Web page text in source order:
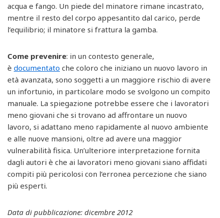
acqua e fango. Un piede del minatore rimane incastrato,
mentre il resto del corpo appesantito dal carico, perde
l’equilibrio; il minatore si frattura la gamba.
Come prevenire: in un contesto generale,
è documentato che coloro che iniziano un nuovo lavoro in
età avanzata, sono soggetti a un maggiore rischio di avere
un infortunio, in particolare modo se svolgono un compito
manuale. La spiegazione potrebbe essere che i lavoratori
meno giovani che si trovano ad affrontare un nuovo
lavoro, si adattano meno rapidamente al nuovo ambiente
e alle nuove mansioni, oltre ad avere una maggior
vulnerabilità fisica. Un’ulteriore interpretazione fornita
dagli autori è che ai lavoratori meno giovani siano affidati
compiti più pericolosi con l’erronea percezione che siano
più esperti.
Data di pubblicazione: dicembre 2012